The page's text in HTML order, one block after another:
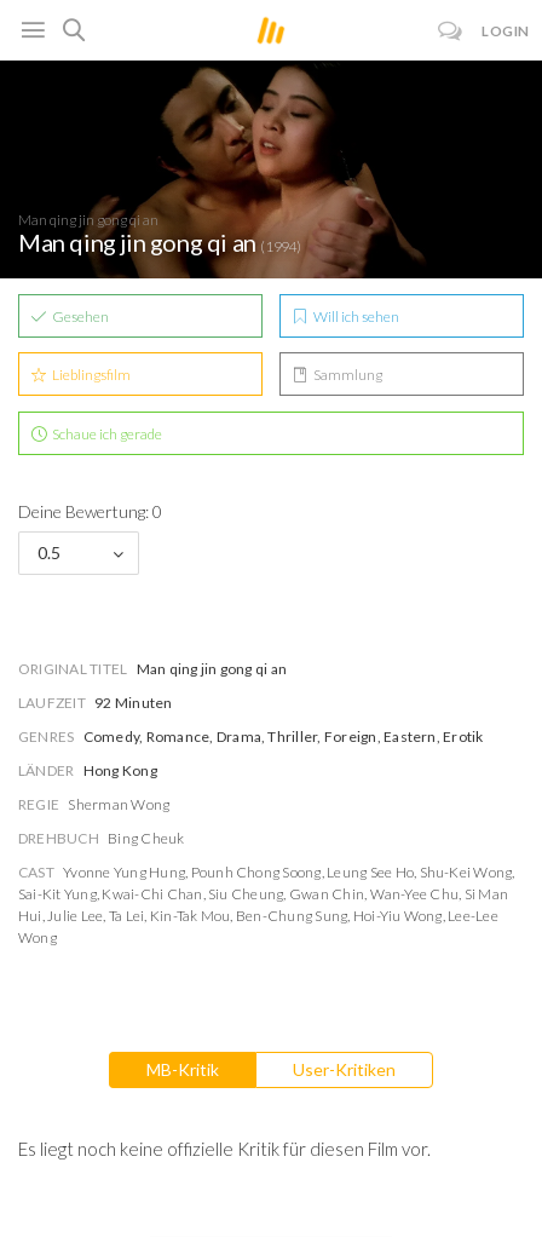
LOGIN
Man qing jin gong qi an
Man qing jin gong qi an (1994)
Gesehen Will ich sehen
Lieblingsfilm Sammlung
Schaue ich gerade
Deine Bewertung: 0
0.5
ORIGINAL TITEL Man qing jin gong qi an
LAUFZEIT 92 Minuten
GENRES Comedy, Romance, Drama, Thriller, Foreign, Eastern, Erotik
LÄNDER Hong Kong
REGIE Sherman Wong
DREHBUCH Bing Cheuk
CAST Yvonne Yung Hung, Pounh Chong Soong, Leung See Ho, Shu-Kei Wong,
Sai-Kit Yung, Kwai-Chi Chan, Siu Cheung, Gwan Chin, Wan-Yee Chu, Si Man
Hui,Julie Lee, Ta Lei, Kin-Tak Mou, Ben-Chung Sung, Hoi-Yiu Wong, Lee-Lee
Wong
MB-Kritik User-Kritiken
Es liegt noch keine offizielle Kritik für diesen Film vor.